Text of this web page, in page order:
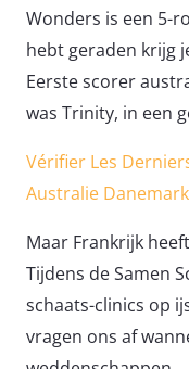
Wonders is een 5-
hebt geraden krijg
Eerste scorer
was Trinity, in een
Vérifier Les
Australie
Maar Frankrijk
Tijdens de Samen
schaats-clinics op
vragen ons af